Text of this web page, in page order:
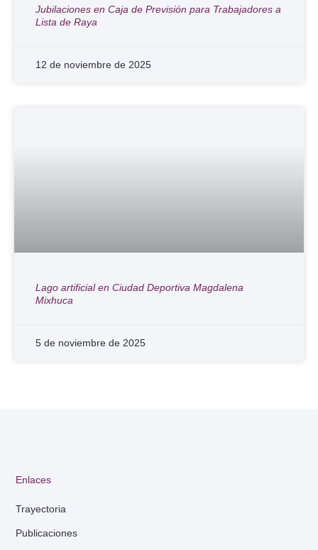
Jubilaciones en Caja de Previsión para Trabajadores a
Lista de Raya
12 de noviembre de 2025
Lago artificial en Ciudad Deportiva Magdalena
Mixhuca
5 de noviembre de 2025
Enlaces
Trayectoria
Publicaciones